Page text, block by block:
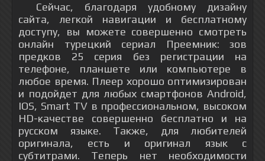
Сейчас, благодаря удобному дизайну
сайта, легкой навигации и бесплатному
доступу, вы можете совершенно смотреть
онлайн турецкий сериал Преемник: зов
предков 25 серия без регистрации на
телефоне, планшете или компьютере в
любое время. Плеер хорошо оптимизирован
и подойдет для любых смартфонов Android,
IOS, Smart TV в профессиональном, высоком
HD-качестве совершенно бесплатно и на
русском языке. Также, для любителей
оригинала, есть и оригинал язык с
субтитрами. Теперь нет необходимости